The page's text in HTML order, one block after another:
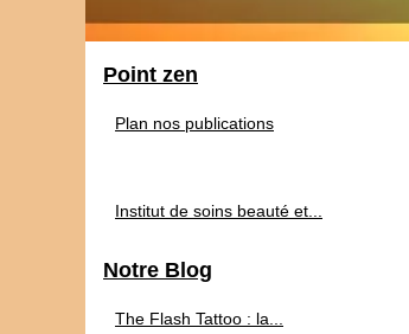
Point zen
Plan nos publications
Institut de soins beauté et...
Notre Blog
The Flash Tattoo : la...